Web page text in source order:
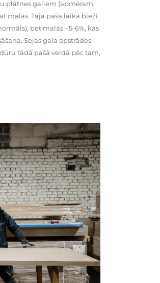
plātnes galiem (apmēram
malās. Tajā pašā laikā bieži
bet malās - 5-6%, kas
Sejas gala apstrādes
tādā pašā veidā pēc tam,